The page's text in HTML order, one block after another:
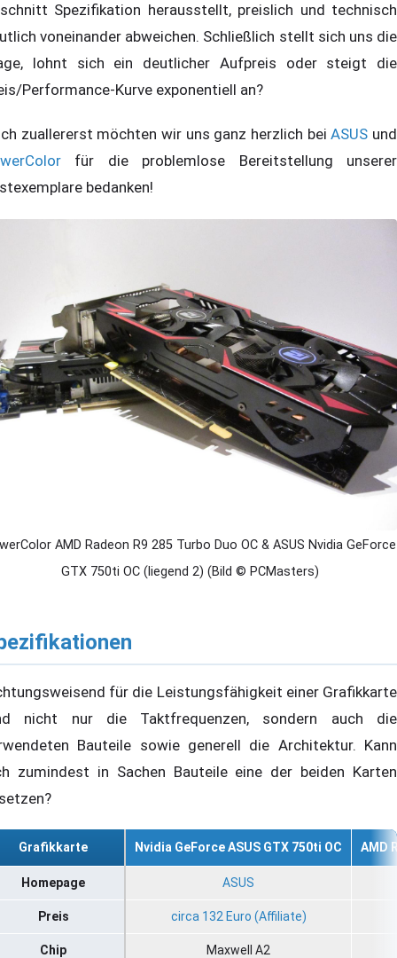
Spezifikation herausstellt, preislich und technisch
voneinander abweichen. Schließlich stellt sich uns die
lohnt sich ein deutlicher Aufpreis oder steigt die
Performance-Kurve exponentiell an?
zuallererst möchten wir uns ganz herzlich beiASUS und
für die problemlose Bereitstellung unserer
bedanken!
AMD Radeon R9 285 Turbo Duo OC & ASUS Nvidia GeForce
GTX 750ti OC (liegend 2) (Bild © PCMasters)
für die Leistungsfähigkeit einer Grafikkarte
nicht nur die Taktfrequenzen, sondern auch die
Bauteile sowie generell die Architektur. Kann
zumindest in Sachen Bauteile eine der beiden Karten
Grafikkarte Nvidia GeForce ASUS GTX 750ti OC AMD
Homepage ASUS
Preis circa 132 Euro (Affiliate)
Chip Maxwell A2